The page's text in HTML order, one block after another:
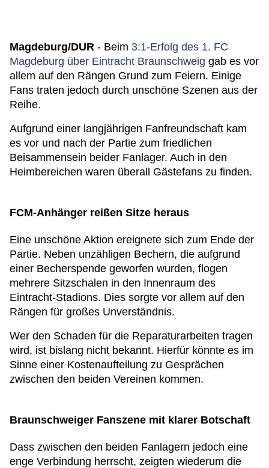
Magdeburg/DUR - Beim 3:1-Erfolg des 1. FC
Magdeburg über Eintracht Braunschweig gab es vor
allem auf den Rängen Grund zum Feiern. Einige
Fans traten jedoch durch unschöne Szenen aus der
Reihe.
Aufgrund einer langjährigen Fanfreundschaft kam
es vor und nach der Partie zum friedlichen
Beisammensein beider Fanlager. Auch in den
Heimbereichen waren überall Gästefans zu finden.
FCM-Anhänger reißen Sitze heraus
Eine unschöne Aktion ereignete sich zum Ende der
Partie. Neben unzähligen Bechern, die aufgrund
einer Becherspende geworfen wurden, flogen
mehrere Sitzschalen in den Innenraum des
Eintracht-Stadions. Dies sorgte vor allem auf den
Rängen für großes Unverständnis.
Wer den Schaden für die Reparaturarbeiten tragen
wird, ist bislang nicht bekannt. Hierfür könnte es im
Sinne einer Kostenaufteilung zu Gesprächen
zwischen den beiden Vereinen kommen.
Braunschweiger Fanszene mit klarer Botschaft
Dass zwischen den beiden Fanlagern jedoch eine
enge Verbindung herrscht, zeigten wiederum die